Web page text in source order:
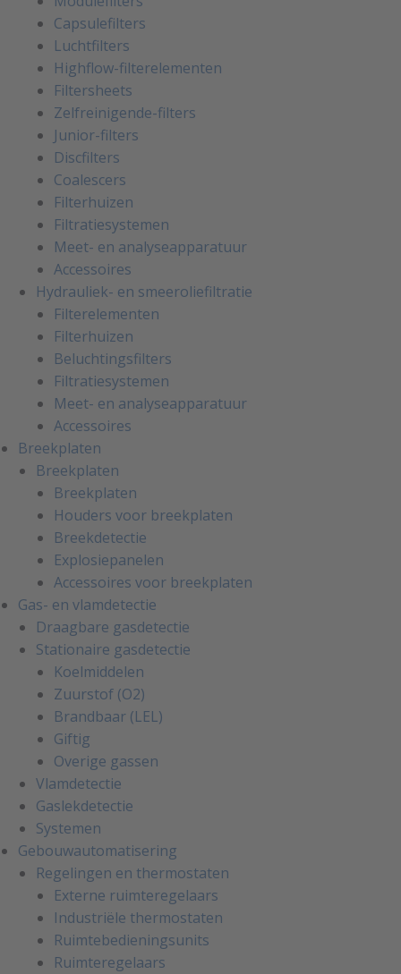
Capsulefilters
Luchtfilters
Highflow-filterelementen
Filtersheets
Zelfreinigende-filters
Junior-filters
Discfilters
Coalescers
Filterhuizen
Filtratiesystemen
Meet- en analyseapparatuur
Accessoires
Hydrauliek- en smeeroliefiltratie
Filterelementen
Filterhuizen
Beluchtingsfilters
Filtratiesystemen
Meet- en analyseapparatuur
Accessoires
Breekplaten
Breekplaten
Breekplaten
Houders voor breekplaten
Breekdetectie
Explosiepanelen
Accessoires voor breekplaten
Gas- en vlamdetectie
Draagbare gasdetectie
Stationaire gasdetectie
Koelmiddelen
Zuurstof (O2)
Brandbaar (LEL)
Giftig
Overige gassen
Vlamdetectie
Gaslekdetectie
Systemen
Gebouwautomatisering
Regelingen en thermostaten
Externe ruimteregelaars
Industriële thermostaten
Ruimtebedieningsunits
Ruimteregelaars